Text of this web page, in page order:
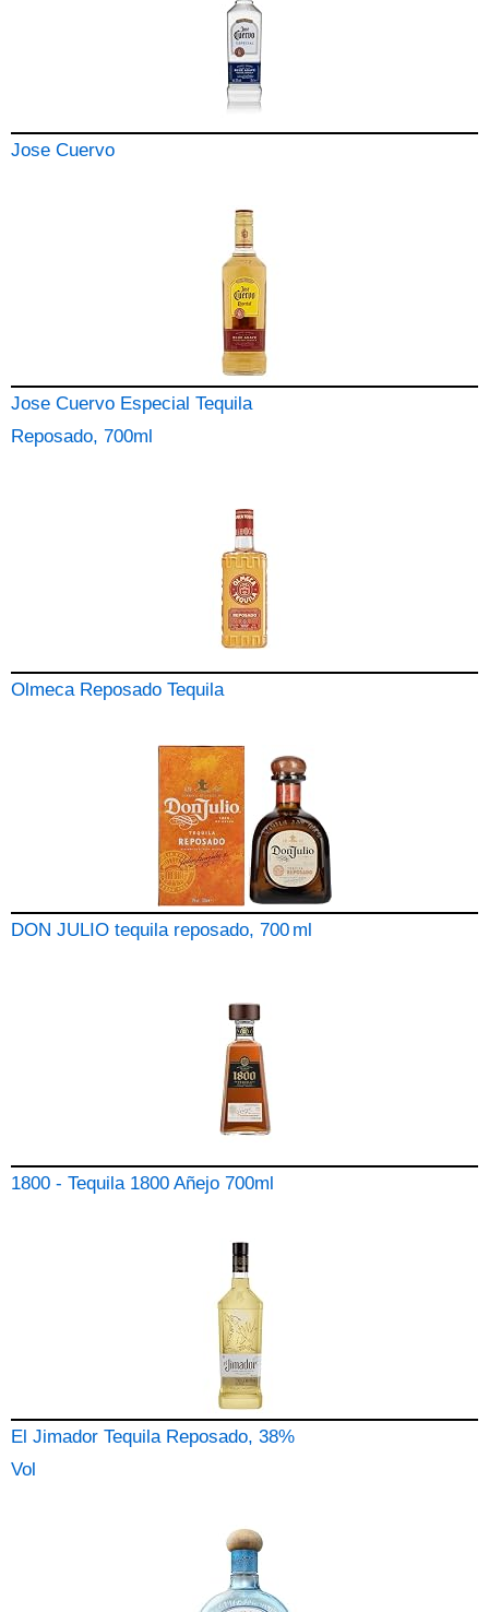
Jose Cuervo
Jose Cuervo Especial Tequila
Reposado, 700ml
Olmeca Reposado Tequila
DON JULIO tequila reposado, 700 ml
1800 - Tequila 1800 Añejo 700ml
El Jimador Tequila Reposado, 38%
Vol